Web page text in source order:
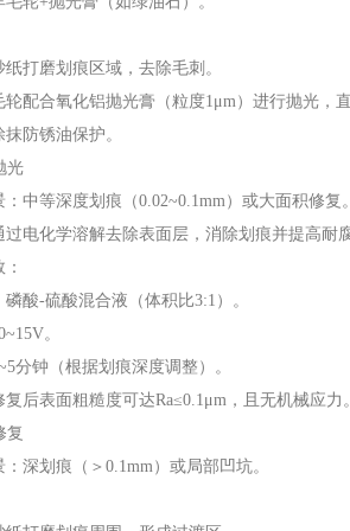
纸打磨划痕区域，去除毛刺。
轮配合氧化铝抛光膏（粒度1μm）进行抛光，
防锈油保护。
光
中等深度划痕（0.02~0.1mm）或大面积修复。
过电化学溶解去除表面层，消除划痕并提高耐
磷酸-硫酸混合液（体积比3:1）。
。
分钟（根据划痕深度调整）。
后表面粗糙度可达Ra≤0.1μm，且无机械应力。
复
深划痕（＞0.1mm）或局部凹坑。